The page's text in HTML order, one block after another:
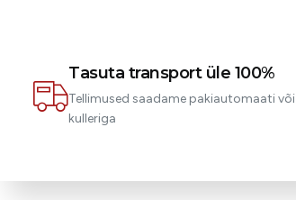
Tasuta transport üle 100%
Tellimused saadame pakiautomaati või
kulleriga